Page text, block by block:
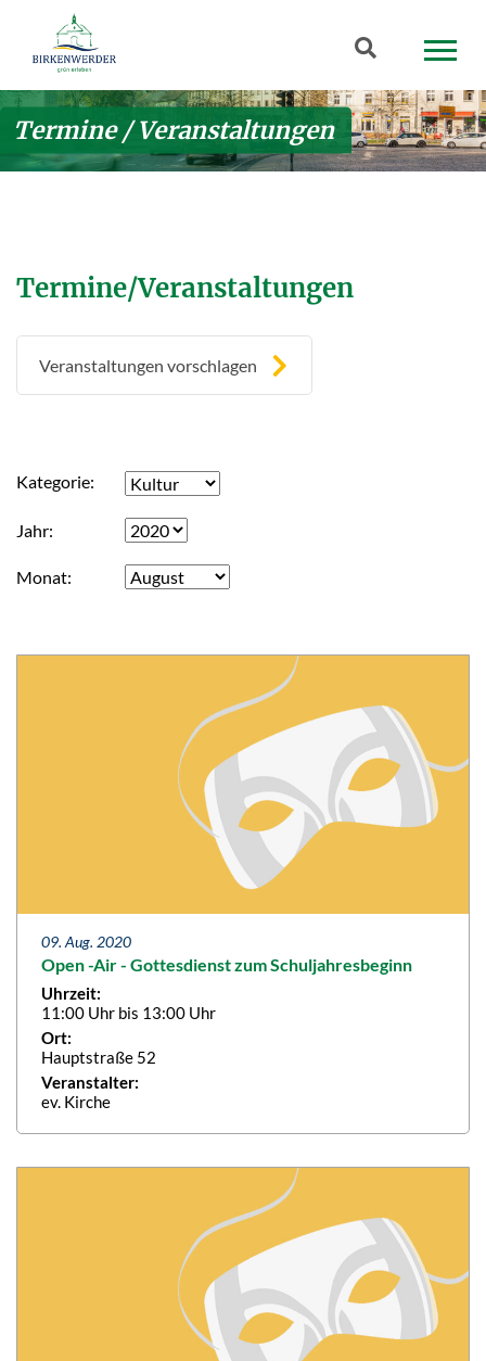
Zum Hauptinhalt springen
Suchbegriff
Termine / Veranstaltungen
Termine/Veranstaltungen
Veranstaltungen vorschlagen
Kategorie
Jahr
Monat
09. Aug. 2020
Open -Air - Gottesdienst zum Schuljahresbeginn
Uhrzeit:
11:00 Uhr bis 13:00 Uhr
Ort:
Hauptstraße 52
Veranstalter:
ev. Kirche